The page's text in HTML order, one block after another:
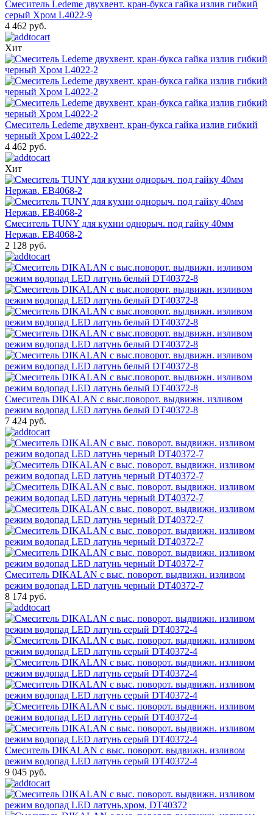
Смеситель Ledeme двухвент. кран-букса гайка излив гибкий
серый Хром L4022-9
4 462 руб.
Хит
Смеситель Ledeme двухвент. кран-букса гайка излив гибкий
черный Хром L4022-2
4 462 руб.
Хит
Смеситель TUNY для кухни однорыч. под гайку 40мм
Нержав. EB4068-2
2 128 руб.
Смеситель DIKALAN с выс.поворот. выдвижн. изливом
режим водопад LED латунь белый DT40372-8
7 424 руб.
Смеситель DIKALAN с выс. поворот. выдвижн. изливом
режим водопад LED латунь черный DT40372-7
8 174 руб.
Смеситель DIKALAN с выс. поворот. выдвижн. изливом
режим водопад LED латунь серый DT40372-4
9 045 руб.